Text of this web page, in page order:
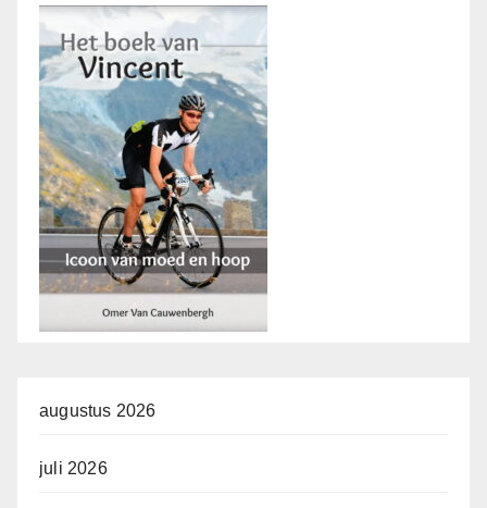
augustus 2026
juli 2026